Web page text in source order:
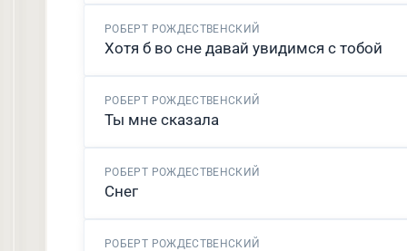
РОБЕРТ РОЖДЕСТВЕНСКИЙ
Хотя б во сне давай увидимся с тобой
РОБЕРТ РОЖДЕСТВЕНСКИЙ
Ты мне сказала
РОБЕРТ РОЖДЕСТВЕНСКИЙ
Снег
РОБЕРТ РОЖДЕСТВЕНСКИЙ